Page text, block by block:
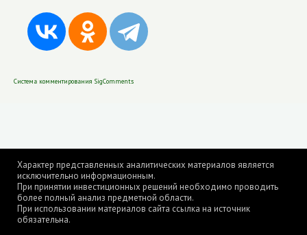
Система комментирования SigComments
Характер представленных аналитических материалов является
исключительно информационным.
При принятии инвестиционных решений необходимо проводить
более полный анализ предметной области.
При использовании материалов сайта ссылка на источник
обязательна.